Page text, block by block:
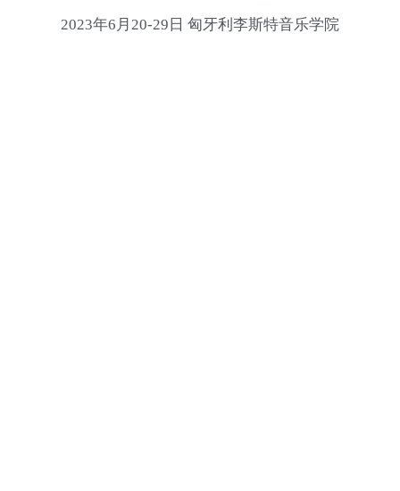
2023年6月20-29日 匈牙利李斯特音乐学院